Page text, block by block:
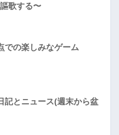
歌する〜
での楽しみなゲーム
記とニュース(週末から盆